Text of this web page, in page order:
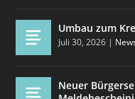
Umbau zum
Juli 30, 2026 |
Neuer